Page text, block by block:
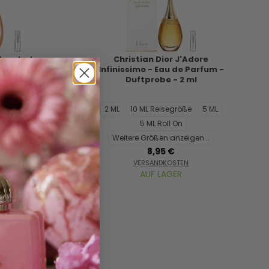
In Joy -
- 2
Reisegröße
Christian Dior J'Adore
Infinissime - Eau de Parfum -
Duftprobe - 2 ml
2 ML 10 ML Reisegröße
5 ML
5 ML Roll On
Weitere Größen anzeigen...
8,95 €
VERSANDKOSTEN
AUF LAGER